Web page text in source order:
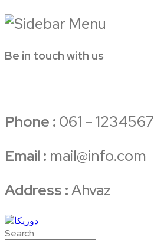
Be in touch with us
Phone : 061 – 1234567
Email : mail@info.com
Address :Ahvaz
Search